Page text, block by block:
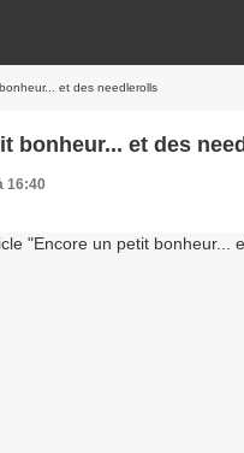
et des needlerolls
bonheur... et des
16:40